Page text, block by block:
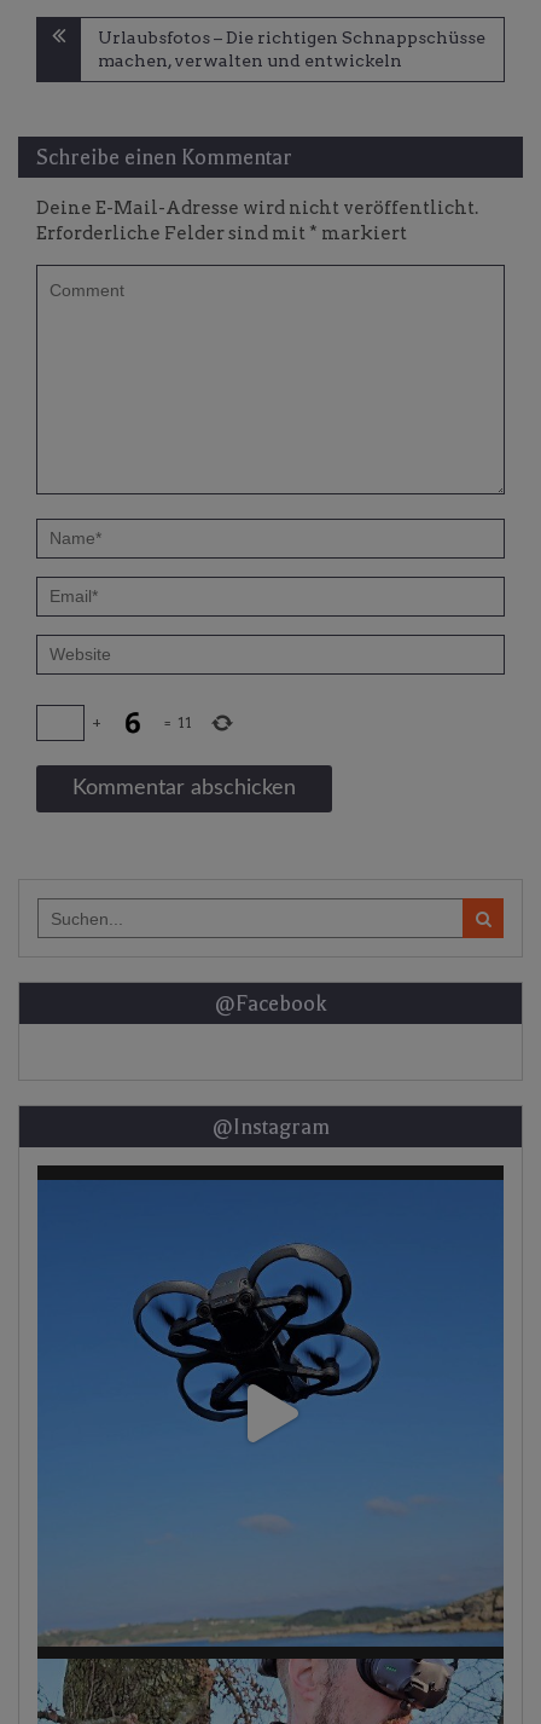
Beitragsnavigation
Urlaubsfotos – Die richtigen Schnappschüsse
machen, verwalten und entwickeln
Schreibe einen Kommentar
Deine E-Mail-Adresse wird nicht veröffentlicht.
Erforderliche Felder sind mit * markiert
+ = 11
for:
@Facebook
@Instagram